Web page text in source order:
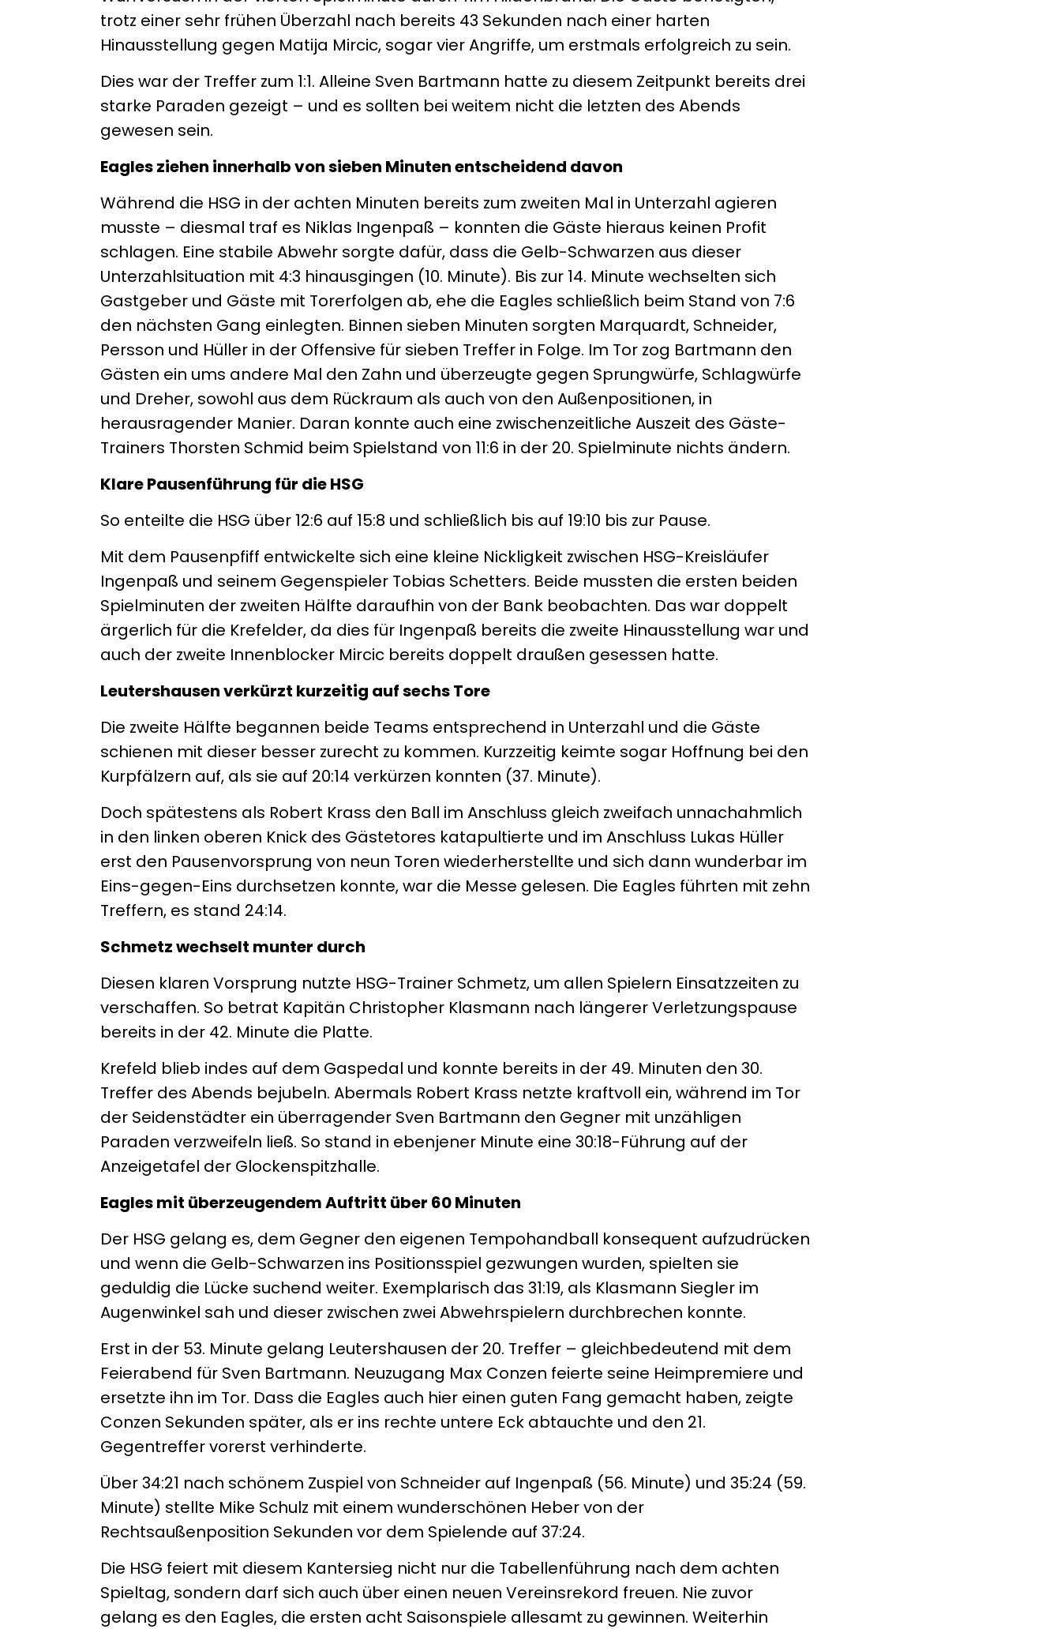
trotz einer sehr frühen Überzahl nach bereits 43 Sekunden nach einer harten
Hinausstellung gegen Matija Mircic, sogar vier Angriffe, um erstmals erfolgreich zu sein.
Dies war der Treffer zum 1:1. Alleine Sven Bartmann hatte zu diesem Zeitpunkt bereits drei
starke Paraden gezeigt – und es sollten bei weitem nicht die letzten des Abends
gewesen sein.
Eagles ziehen innerhalb von sieben Minuten entscheidend davon
Während die HSG in der achten Minuten bereits zum zweiten Mal in Unterzahl agieren
musste – diesmal traf es Niklas Ingenpaß – konnten die Gäste hieraus keinen Profit
schlagen. Eine stabile Abwehr sorgte dafür, dass die Gelb-Schwarzen aus dieser
Unterzahlsituation mit 4:3 hinausgingen (10. Minute). Bis zur 14. Minute wechselten sich
Gastgeber und Gäste mit Torerfolgen ab, ehe die Eagles schließlich beim Stand von 7:6
den nächsten Gang einlegten. Binnen sieben Minuten sorgten Marquardt, Schneider,
Persson und Hüller in der Offensive für sieben Treffer in Folge. Im Tor zog Bartmann den
Gästen ein ums andere Mal den Zahn und überzeugte gegen Sprungwürfe, Schlagwürfe
und Dreher, sowohl aus dem Rückraum als auch von den Außenpositionen, in
herausragender Manier. Daran konnte auch eine zwischenzeitliche Auszeit des Gäste-
Trainers Thorsten Schmid beim Spielstand von 11:6 in der 20. Spielminute nichts ändern.
Klare Pausenführung für die HSG
So enteilte die HSG über 12:6 auf 15:8 und schließlich bis auf 19:10 bis zur Pause.
Mit dem Pausenpfiff entwickelte sich eine kleine Nickligkeit zwischen HSG-Kreisläufer
Ingenpaß und seinem Gegenspieler Tobias Schetters. Beide mussten die ersten beiden
Spielminuten der zweiten Hälfte daraufhin von der Bank beobachten. Das war doppelt
ärgerlich für die Krefelder, da dies für Ingenpaß bereits die zweite Hinausstellung war und
auch der zweite Innenblocker Mircic bereits doppelt draußen gesessen hatte.
Leutershausen verkürzt kurzeitig auf sechs Tore
Die zweite Hälfte begannen beide Teams entsprechend in Unterzahl und die Gäste
schienen mit dieser besser zurecht zu kommen. Kurzzeitig keimte sogar Hoffnung bei den
Kurpfälzern auf, als sie auf 20:14 verkürzen konnten (37. Minute).
Doch spätestens als Robert Krass den Ball im Anschluss gleich zweifach unnachahmlich
in den linken oberen Knick des Gästetores katapultierte und im Anschluss Lukas Hüller
erst den Pausenvorsprung von neun Toren wiederherstellte und sich dann wunderbar im
Eins-gegen-Eins durchsetzen konnte, war die Messe gelesen. Die Eagles führten mit zehn
Treffern, es stand 24:14.
Schmetz wechselt munter durch
Diesen klaren Vorsprung nutzte HSG-Trainer Schmetz, um allen Spielern Einsatzzeiten zu
verschaffen. So betrat Kapitän Christopher Klasmann nach längerer Verletzungspause
bereits in der 42. Minute die Platte.
Krefeld blieb indes auf dem Gaspedal und konnte bereits in der 49. Minuten den 30.
Treffer des Abends bejubeln. Abermals Robert Krass netzte kraftvoll ein, während im Tor
der Seidenstädter ein überragender Sven Bartmann den Gegner mit unzähligen
Paraden verzweifeln ließ. So stand in ebenjener Minute eine 30:18-Führung auf der
Anzeigetafel der Glockenspitzhalle.
Eagles mit überzeugendem Auftritt über 60 Minuten
Der HSG gelang es, dem Gegner den eigenen Tempohandball konsequent aufzudrücken
und wenn die Gelb-Schwarzen ins Positionsspiel gezwungen wurden, spielten sie
geduldig die Lücke suchend weiter. Exemplarisch das 31:19, als Klasmann Siegler im
Augenwinkel sah und dieser zwischen zwei Abwehrspielern durchbrechen konnte.
Erst in der 53. Minute gelang Leutershausen der 20. Treffer – gleichbedeutend mit dem
Feierabend für Sven Bartmann. Neuzugang Max Conzen feierte seine Heimpremiere und
ersetzte ihn im Tor. Dass die Eagles auch hier einen guten Fang gemacht haben, zeigte
Conzen Sekunden später, als er ins rechte untere Eck abtauchte und den 21.
Gegentreffer vorerst verhinderte.
Über 34:21 nach schönem Zuspiel von Schneider auf Ingenpaß (56. Minute) und 35:24 (59.
Minute) stellte Mike Schulz mit einem wunderschönen Heber von der
Rechtsaußenposition Sekunden vor dem Spielende auf 37:24.
Die HSG feiert mit diesem Kantersieg nicht nur die Tabellenführung nach dem achten
Spieltag, sondern darf sich auch über einen neuen Vereinsrekord freuen. Nie zuvor
gelang es den Eagles, die ersten acht Saisonspiele allesamt zu gewinnen. Weiterhin